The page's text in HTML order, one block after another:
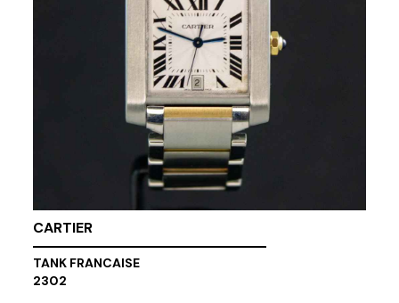
CARTIER
TANK FRANCAISE
2302